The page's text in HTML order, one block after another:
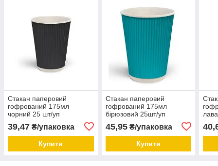
Стакан паперовий
гофрований 175мл
чорний 25 шт/уп
39,47 ₴/упаковка
Купити
Стакан паперовий
гофрований 175мл
бірюзовий 25шт/уп
45,95₴/упаковка
Купити